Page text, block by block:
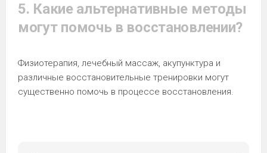
5. Какие альтернативные методы
могут помочь в восстановлении?
Физиотерапия, лечебный массаж, акупунктура и
различные восстановительные тренировки могут
существенно помочь в процессе восстановления.